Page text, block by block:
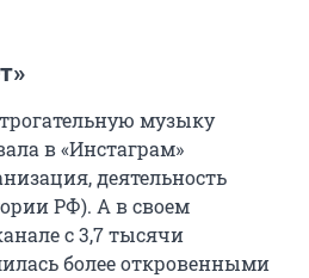
музыку
в «Инстаграм»
деятельность
РФ). А в своем
с 3,7 тысячи
более откровенными